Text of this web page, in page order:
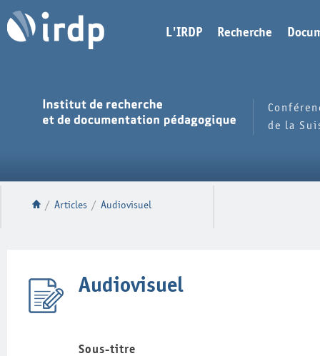
L'IRDP Recherche
de la
/ Articles / Audiovisuel
Audiovisuel
Sous-titre